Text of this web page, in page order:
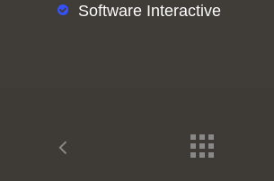
Software Interactive